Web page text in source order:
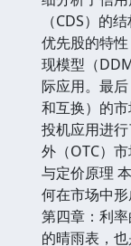
（CDS）的
优先股的特
现模型（
际应用。最
和互换）的
投机应用进
外（OTC）
与定价原理
何在市场中形
第四章：利
的晴雨表，